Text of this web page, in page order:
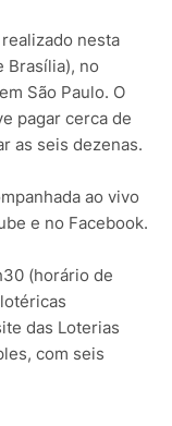
nesta
Brasília), no
São Paulo. O
pagar cerca de
as seis dezenas.
ao vivo
e no Facebook.
(horário de
das Loterias
com seis